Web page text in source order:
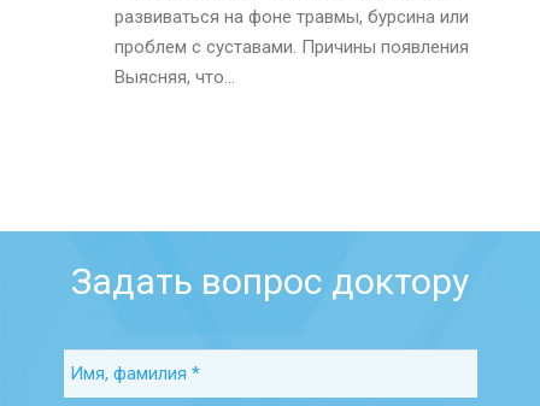
развиваться на фоне травмы, бурсина или
проблем с суставами. Причины появления
Выясняя, что...
Задать вопрос доктору